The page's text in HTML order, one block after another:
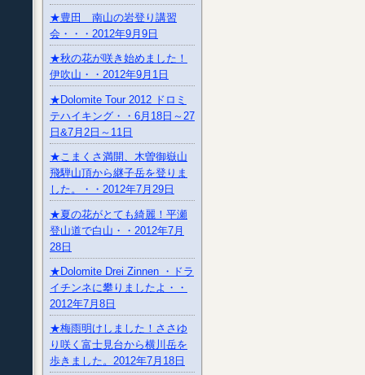
★豊田 南山の岩登り講習
会・・・2012年9月9日
★秋の花が咲き始めました！
伊吹山・・2012年9月1日
★Dolomite Tour 2012 ドロミ
テハイキング・・6月18日～27
日&7月2日～11日
★こまくさ満開、木曽御嶽山
飛騨山頂から継子岳を登りま
した。・・2012年7月29日
★夏の花がとても綺麗！平瀬
登山道で白山・・2012年7月
28日
★Dolomite Drei Zinnen ・ドラ
イチンネに攀りましたよ・・
2012年7月8日
★梅雨明けしました！ささゆ
り咲く富士見台から横川岳を
歩きました。2012年7月18日